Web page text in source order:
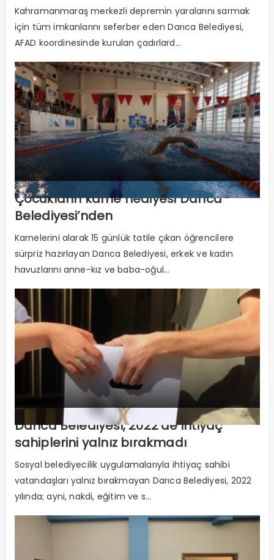
Kahramanmaraş merkezli depremin yaralarını sarmak
için tüm imkanlarını seferber eden Darıca Belediyesi,
AFAD koordinesinde kurulan çadırlard...
Çocukların karne hediyesi Darıca
Belediyesi’nden
Karnelerini alarak 15 günlük tatile çıkan öğrencilere
sürpriz hazırlayan Darıca Belediyesi, erkek ve kadın
havuzlarını anne-kız ve baba-oğul...
Darıca Belediyesi, 2022’de ihtiyaç
sahiplerini yalnız bırakmadı
Sosyal belediyecilik uygulamalarıyla ihtiyaç sahibi
vatandaşları yalnız bırakmayan Darıca Belediyesi, 2022
yılında; ayni, nakdi, eğitim ve s...